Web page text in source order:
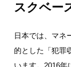
スクベー
日本では、マネ
的とした「犯罪